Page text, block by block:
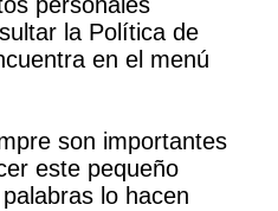
la Política de
en el menú
son importantes
este pequeño
lo hacen